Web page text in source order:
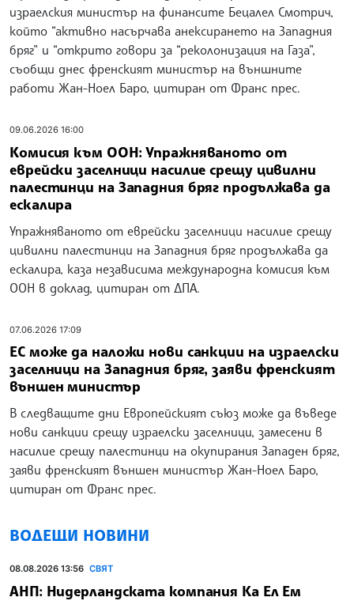
израелския министър на финансите Бецалел Смотрич,
който “активно насърчава анексирането на Западния
бряг” и “открито говори за “реколонизация на Газа”,
съобщи днес френският министър на външните
работи Жан-Ноел Баро, цитиран от Франс прес.
09.06.2026 16:00
Комисия към ООН: Упражняваното от
еврейски заселници насилие срещу цивилни
палестинци на Западния бряг продължава да
ескалира
Упражняваното от еврейски заселници насилие срещу
цивилни палестинци на Западния бряг продължава да
ескалира, каза независима международна комисия към
ООН в доклад, цитиран от ДПА.
07.06.2026 17:09
ЕС може да наложи нови санкции на израелски
заселници на Западния бряг, заяви френският
външен министър
В следващите дни Европейският съюз може да въведе
нови санкции срещу израелски заселници, замесени в
насилие срещу палестинци на окупирания Западен бряг,
заяви френският външен министър Жан-Ноел Баро,
цитиран от Франс прес.
ВОДЕЩИ НОВИНИ
08.08.2026 13:56 СВЯТ
АНП: Нидерландската компания Ка Ел Ем